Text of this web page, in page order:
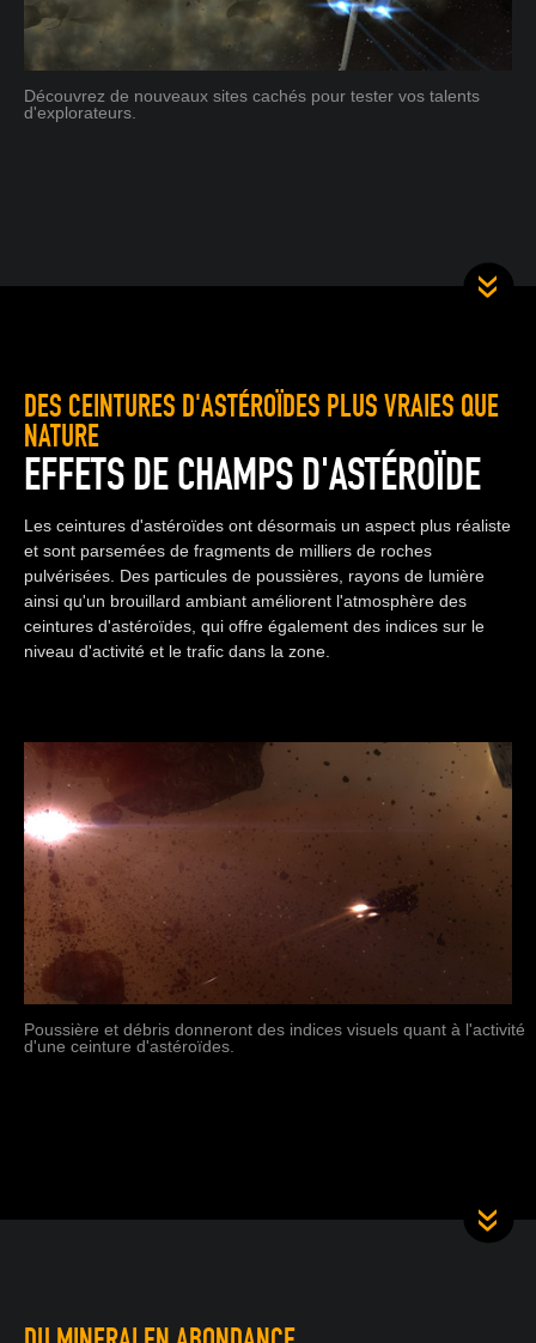
Découvrez de nouveaux sites cachés pour tester vos talents
d'explorateurs.
DES CEINTURES D'ASTÉROÏDES PLUS VRAIES QUE
NATURE
EFFETS DE CHAMPS D'ASTÉROÏDE
Les ceintures d'astéroïdes ont désormais un aspect plus réaliste
et sont parsemées de fragments de milliers de roches
pulvérisées. Des particules de poussières, rayons de lumière
ainsi qu'un brouillard ambiant améliorent l'atmosphère des
ceintures d'astéroïdes, qui offre également des indices sur le
niveau d'activité et le trafic dans la zone.
Poussière et débris donneront des indices visuels quant à l'activité
d'une ceinture d'astéroïdes.